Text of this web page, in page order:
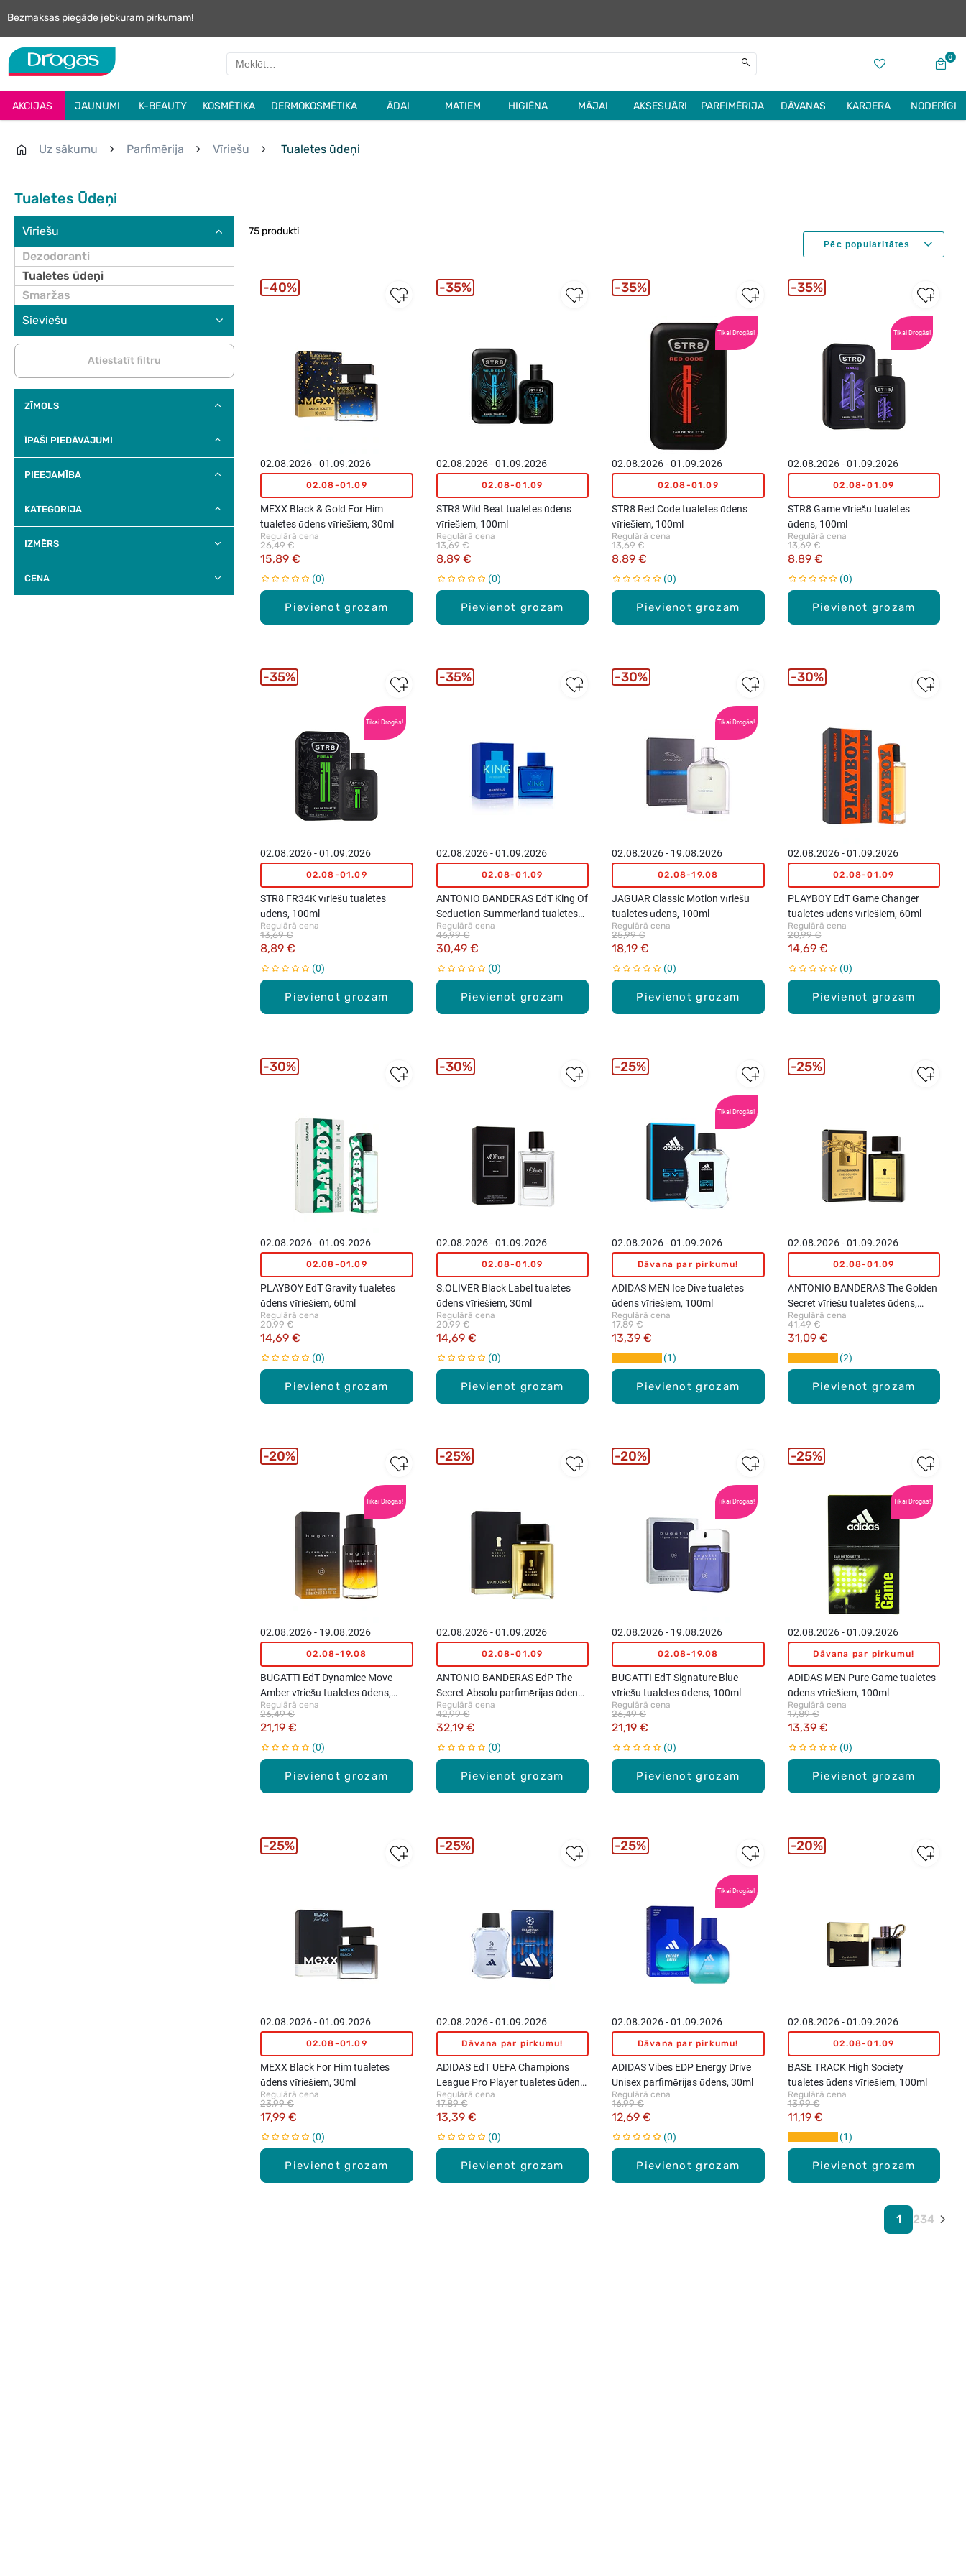
Bezmaksas piegāde jebkuram pirkumam!
0
AKCIJAS JAUNUMI K-BEAUTY KOSMĒTIKA DERMOKOSMĒTIKA ĀDAI MATIEM HIGIĒNA MĀJAI AKSESUĀRI PARFIMĒRIJA DĀVANAS KARJERA NODERĪGI
Uz sākumu Parfimērija Vīriešu Tualetes ūdeņi
Tualetes Ūdeņi
Vīriešu
Dezodoranti
Tualetes ūdeņi
Smaržas
Sieviešu
Atiestatīt filtru
ZĪMOLS
ĪPAŠI PIEDĀVĀJUMI
PIEEJAMĪBA
KATEGORIJA
IZMĒRS
CENA
75 produkti
Pievienot grozam
02.08.2026 - 01.09.2026
02.08-01.09
MEXX Black & Gold For Him
tualetes ūdens vīriešiem, 30ml
Regulārā cena
15,89 €
26,49 €
0
40%
Pievienot grozam
02.08.2026 - 01.09.2026
02.08-01.09
STR8 Wild Beat tualetes ūdens
vīriešiem, 100ml
Regulārā cena
8,89 €
13,69 €
0
35%
Tikai Drogās!
Pievienot grozam
02.08.2026 - 01.09.2026
02.08-01.09
STR8 Red Code tualetes ūdens
vīriešiem, 100ml
Regulārā cena
8,89 €
13,69 €
0
35%
Tikai Drogās!
Pievienot grozam
02.08.2026 - 01.09.2026
02.08-01.09
STR8 Game vīriešu tualetes
ūdens, 100ml
Regulārā cena
8,89 €
13,69 €
0
35%
Tikai Drogās!
Pievienot grozam
02.08.2026 - 01.09.2026
02.08-01.09
STR8 FR34K vīriešu tualetes
ūdens, 100ml
Regulārā cena
8,89 €
13,69 €
0
35%
Pievienot grozam
02.08.2026 - 01.09.2026
02.08-01.09
ANTONIO BANDERAS EdT King Of
Seduction Summerland tualetes
ūdens vīriešiem, 100ml
Regulārā cena
30,49 €
46,99 €
0
35%
Tikai Drogās!
Pievienot grozam
02.08.2026 - 19.08.2026
02.08-19.08
JAGUAR Classic Motion vīriešu
tualetes ūdens, 100ml
Regulārā cena
18,19 €
25,99 €
0
30%
Pievienot grozam
02.08.2026 - 01.09.2026
02.08-01.09
PLAYBOY EdT Game Changer
tualetes ūdens vīriešiem, 60ml
Regulārā cena
14,69 €
20,99 €
0
30%
Pievienot grozam
02.08.2026 - 01.09.2026
02.08-01.09
PLAYBOY EdT Gravity tualetes
ūdens vīriešiem, 60ml
Regulārā cena
14,69 €
20,99 €
0
30%
Pievienot grozam
02.08.2026 - 01.09.2026
02.08-01.09
S.OLIVER Black Label tualetes
ūdens vīriešiem, 30ml
Regulārā cena
14,69 €
20,99 €
0
30%
Tikai Drogās!
Pievienot grozam
02.08.2026 - 01.09.2026
Dāvana par pirkumu!
ADIDAS MEN Ice Dive tualetes
ūdens vīriešiem, 100ml
Regulārā cena
13,39 €
17,89 €
1
25%
Pievienot grozam
02.08.2026 - 01.09.2026
02.08-01.09
ANTONIO BANDERAS The Golden
Secret vīriešu tualetes ūdens,
50ml
Regulārā cena
31,09 €
41,49 €
2
25%
Tikai Drogās!
Pievienot grozam
02.08.2026 - 19.08.2026
02.08-19.08
BUGATTI EdT Dynamice Move
Amber vīriešu tualetes ūdens,
100ml
Regulārā cena
21,19 €
26,49 €
0
20%
Pievienot grozam
02.08.2026 - 01.09.2026
02.08-01.09
ANTONIO BANDERAS EdP The
Secret Absolu parfimērijas ūdens
vīriešiem, 50ml
Regulārā cena
32,19 €
42,99 €
0
25%
Tikai Drogās!
Pievienot grozam
02.08.2026 - 19.08.2026
02.08-19.08
BUGATTI EdT Signature Blue
vīriešu tualetes ūdens, 100ml
Regulārā cena
21,19 €
26,49 €
0
20%
Tikai Drogās!
Pievienot grozam
02.08.2026 - 01.09.2026
Dāvana par pirkumu!
ADIDAS MEN Pure Game tualetes
ūdens vīriešiem, 100ml
Regulārā cena
13,39 €
17,89 €
0
25%
Pievienot grozam
02.08.2026 - 01.09.2026
02.08-01.09
MEXX Black For Him tualetes
ūdens vīriešiem, 30ml
Regulārā cena
17,99 €
23,99 €
0
25%
Pievienot grozam
02.08.2026 - 01.09.2026
Dāvana par pirkumu!
ADIDAS EdT UEFA Champions
League Pro Player tualetes ūdens
vīriešiem, 100ml
Regulārā cena
13,39 €
17,89 €
0
25%
Tikai Drogās!
Pievienot grozam
02.08.2026 - 01.09.2026
Dāvana par pirkumu!
ADIDAS Vibes EDP Energy Drive
Unisex parfimērijas ūdens, 30ml
Regulārā cena
12,69 €
16,99 €
0
25%
Pievienot grozam
02.08.2026 - 01.09.2026
02.08-01.09
BASE TRACK High Society
tualetes ūdens vīriešiem, 100ml
Regulārā cena
11,19 €
13,99 €
1
20%
1 234